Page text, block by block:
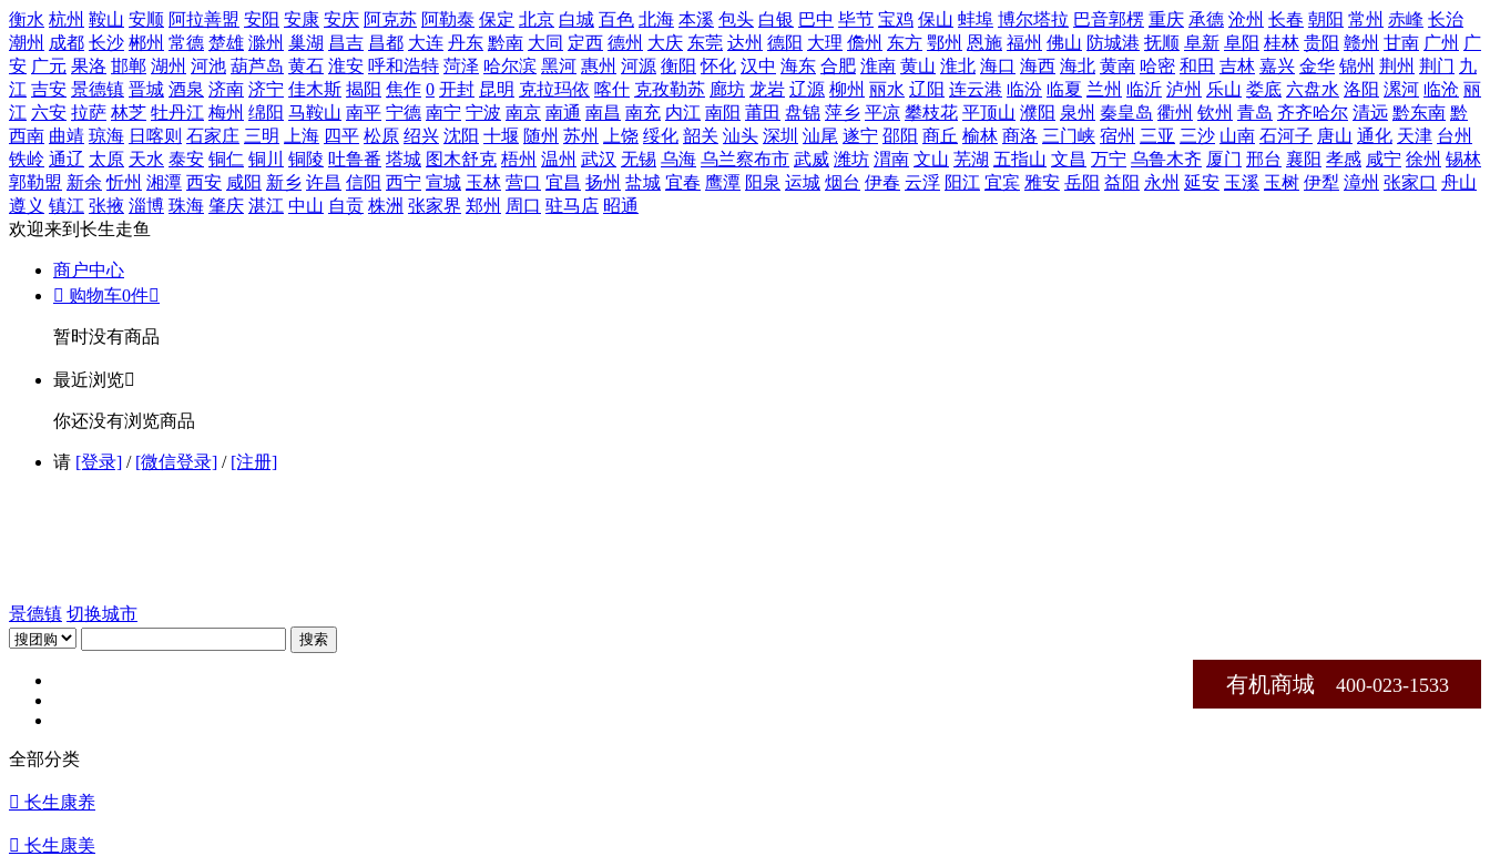
衡水 杭州 鞍山 安顺 阿拉善盟 安阳 安康 安庆 阿克苏 阿勒泰 保定 北京 白城 百色 北海 本溪 包头 白银 巴中 毕节 宝鸡 保山 蚌埠 博尔塔拉 巴音郭楞 重庆 承德 沧州 长春 朝阳 常州 赤峰 长治
潮州 成都 长沙 郴州 常德 楚雄 滁州 巢湖 昌吉 昌都 大连 丹东 黔南 大同 定西 德州 大庆 东莞 达州 德阳 大理 儋州 东方 鄂州 恩施 福州 佛山 防城港 抚顺 阜新 阜阳 桂林 贵阳 赣州 甘南 广州 广
安 广元 果洛 邯郸 湖州 河池 葫芦岛 黄石 淮安 呼和浩特 菏泽 哈尔滨 黑河 惠州 河源 衡阳 怀化 汉中 海东 合肥 淮南 黄山 淮北 海口 海西 海北 黄南 哈密 和田 吉林 嘉兴 金华 锦州 荆州 荆门 九
江 吉安 景德镇 晋城 酒泉 济南 济宁 佳木斯 揭阳 焦作 0 开封 昆明 克拉玛依 喀什 克孜勒苏 廊坊 龙岩 辽源 柳州 丽水 辽阳 连云港 临汾 临夏 兰州 临沂 泸州 乐山 娄底 六盘水 洛阳 漯河 临沧 丽
江 六安 拉萨 林芝 牡丹江 梅州 绵阳 马鞍山 南平 宁德 南宁 宁波 南京 南通 南昌 南充 内江 南阳 莆田 盘锦 萍乡 平凉 攀枝花 平顶山 濮阳 泉州 秦皇岛 衢州 钦州 青岛 齐齐哈尔 清远 黔东南 黔
西南 曲靖 琼海 日喀则 石家庄 三明 上海 四平 松原 绍兴 沈阳 十堰 随州 苏州 上饶 绥化 韶关 汕头 深圳 汕尾 遂宁 邵阳 商丘 榆林 商洛 三门峡 宿州 三亚 三沙 山南 石河子 唐山 通化 天津 台州
铁岭 通辽 太原 天水 泰安 铜仁 铜川 铜陵 吐鲁番 塔城 图木舒克 梧州 温州 武汉 无锡 乌海 乌兰察布市 武威 潍坊 渭南 文山 芜湖 五指山 文昌 万宁 乌鲁木齐 厦门 邢台 襄阳 孝感 咸宁 徐州 锡林
郭勒盟 新余 忻州 湘潭 西安 咸阳 新乡 许昌 信阳 西宁 宣城 玉林 营口 宜昌 扬州 盐城 宜春 鹰潭 阳泉 运城 烟台 伊春 云浮 阳江 宜宾 雅安 岳阳 益阳 永州 延安 玉溪 玉树 伊犁 漳州 张家口 舟山
遵义 镇江 张掖 淄博 珠海 肇庆 湛江 中山 自贡 株洲 张家界 郑州 周口 驻马店 昭通
欢迎来到长生走鱼
商户中心
 购物车0件
暂时没有商品
最近浏览
你还没有浏览商品
请 [登录] / [微信登录] / [注册]
景德镇 切换城市
有机商城 400-023-1533
搜索
全部分类
 长生康养
 长生康美